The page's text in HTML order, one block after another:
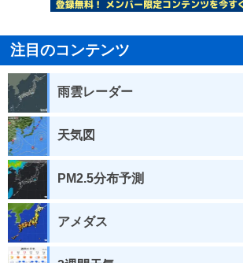
注目のコンテンツ
雨雲レーダー
天気図
PM2.5分布予測
アメダス